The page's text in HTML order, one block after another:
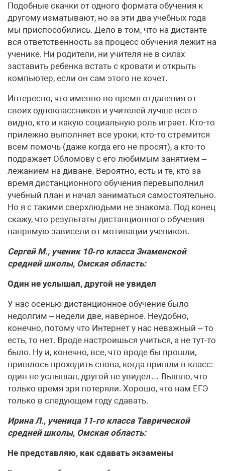
Подобные скачки от одного формата обучения к
другому изматывают, но за эти два учебных года
мы приспособились. Дело в том, что на дистанте
вся ответственность за процесс обучения лежит на
ученике. Ни родители, ни учителя не в силах
заставить ребенка встать с кровати и открыть
компьютер, если он сам этого не хочет.
Интересно, что именно во время отдаления от
своих одноклассников и учителей лучше всего
видно, кто и какую социальную роль играет. Кто-то
прилежно выполняет все уроки, кто-то стремится
всем помочь (даже когда его не просят), а кто-то
подражает Обломову с его любимым занятием –
лежанием на диване. Вероятно, есть и те, кто за
время дистанционного обучения перевыполнил
учебный план и начал заниматься самостоятельно.
Но я с такими сверхлюдьми не знакома. Под конец
скажу, что результаты дистанционного обучения
напрямую зависели от мотивации учеников.
Сергей М., ученик 10‑го класса Знаменской
средней школы, Омская область:
Один не услышал, другой не увидел
У нас осенью дистанционное обучение было
недолгим – недели две, наверное. Неудобно,
конечно, потому что Интернет у нас неважный – то
есть, то нет. Вроде настроишься учиться, а не тут-то
было. Ну и, конечно, все, что вроде бы прошли,
пришлось проходить снова, когда пришли в класс:
один не услышал, другой не увидел… Вышло, что
только время зря потеряли. Хорошо, что нам ЕГЭ
только в следующем году сдавать.
Ирина Л., ученица 11‑го класса Таврической
средней школы, Омская область:
Не представляю, как сдавать экзамены